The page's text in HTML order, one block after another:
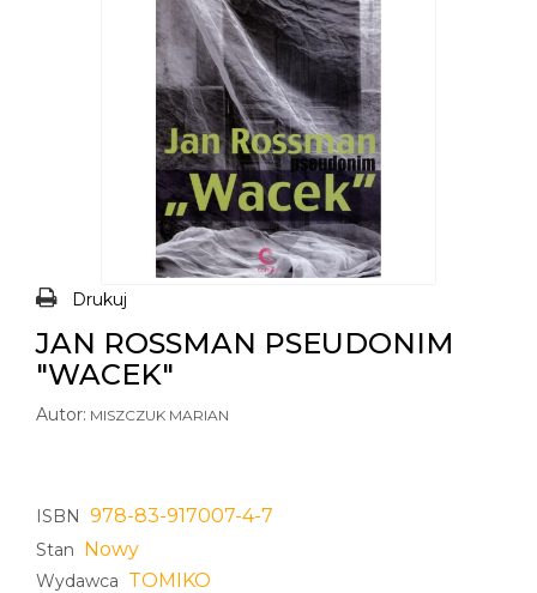
Drukuj
JAN ROSSMAN PSEUDONIM
"WACEK"
Autor: MISZCZUK MARIAN
ISBN 978-83-917007-4-7
Stan Nowy
Wydawca TOMIKO